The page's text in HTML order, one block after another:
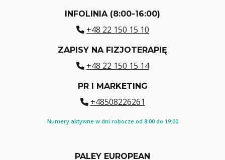
INFOLINIA (8:00-16:00)
+48 22 150 15 10
ZAPISY NA FIZJOTERAPIĘ
+48 22 150 15 14
PR I MARKETING
+48508226261
Numery aktywne w dni robocze od 8:00 do 19:00
PALEY EUROPEAN